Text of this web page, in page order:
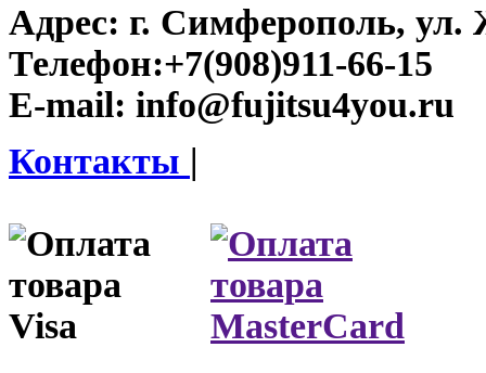
Адрес: г. Симферополь, ул.
Телефон:+7(908)911-66-15
E-mail: info@fujitsu4you.ru
Контакты |